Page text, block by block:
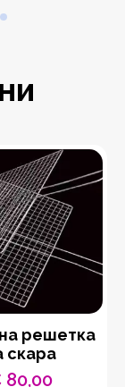
решетка
скара
80,00